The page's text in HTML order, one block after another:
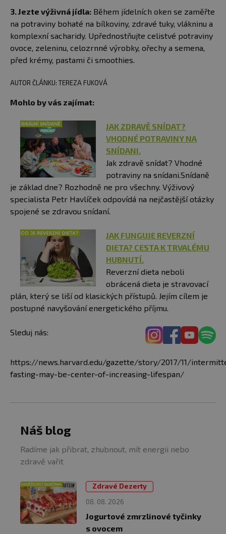
3. Jezte výživná jídla: Během jídelních oken se zaměřte
na potraviny bohaté na bílkoviny, zdravé tuky, vlákninu a
komplexní sacharidy. Upřednostňujte celistvé potraviny
ovoce, zeleninu, celozrnné výrobky, ořechy a semena,
před krémy, pastami či smoothies.
AUTOR ČLÁNKU: TEREZA FUKOVÁ
Mohlo by vás zajímat:
JAK ZDRAVĚ SNÍDAT?
VHODNÉ POTRAVINY NA
SNÍDANI.
Jak zdravě snídat? Vhodné
potraviny na snídani.Snídaně
je základ dne? Rozhodně ne pro všechny. Výživový
specialista Petr Havlíček odpovídá na nejčastější otázky
spojené se zdravou snídaní.
JAK FUNGUJE REVERZNÍ
DIETA? CESTA K TRVALÉMU
HUBNUTÍ.
Reverzní dieta neboli
obrácená dieta je stravovací
plán, který se liší od klasických přístupů. Jejím cílem je
postupné navyšování energetického příjmu.
Sleduj nás:
https://news.harvard.edu/gazette/story/2017/11/
fasting-may-be-center-of-increasing-lifespan/
Náš blog
Radíme jak přibrat, zhubnout, mít energii nebo
zdravě vařit
08. 08. 2026
Zdravé Dezerty
Jogurtové zmrzlinové tyčinky
s ovocem